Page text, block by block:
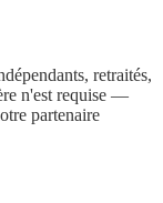
retraités,
n'est requise —
partenaire